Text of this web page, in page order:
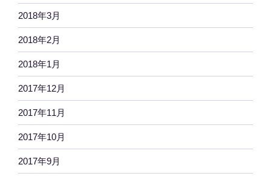
2018年3月
2018年2月
2018年1月
2017年12月
2017年11月
2017年10月
2017年9月